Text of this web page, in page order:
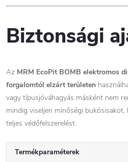
Biztonsági
Az MRM EcoPit BOMB elektromos
forgalomtól elzárt területen
vagy típusjóváhagyás másként nem
mindig viseljen minőségi
teljes védőfelszerelést.
Termékparaméterek